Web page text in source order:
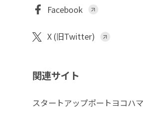
Facebook
X (旧Twitter)
関連サイト
スタートアップポートヨコハマ